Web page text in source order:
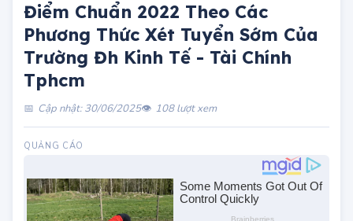
Điểm Chuẩn 2022 Theo Các
Phương Thức Xét Tuyển Sớm Của
Trường Đh Kinh Tế - Tài Chính
Tphcm
Cập nhật: 30/06/2025 108 lượt xem